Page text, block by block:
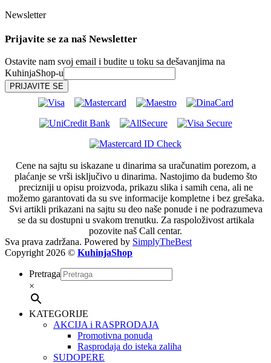
Newsletter
Prijavite se za naš Newsletter
Ostavite nam svoj email i budite u toku sa dešavanjima na
KuhinjaShop-u
Cene na sajtu su iskazane u dinarima sa uračunatim porezom, a
plaćanje se vrši isključivo u dinarima. Nastojimo da budemo što
precizniji u opisu proizvoda, prikazu slika i samih cena, ali ne
možemo garantovati da su sve informacije kompletne i bez grešaka.
Svi artikli prikazani na sajtu su deo naše ponude i ne podrazumeva
se da su dostupni u svakom trenutku. Za raspoloživost artikala
pozovite naš Call centar.
Sva prava zadržana. Powered by SimplyTheBest
Copyright 2026 © KuhinjaShop
Pretraga
×
KATEGORIJE
AKCIJA i RASPRODAJA
Promotivna ponuda
Rasprodaja do isteka zaliha
SUDOPERE